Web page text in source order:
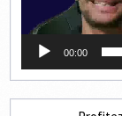
00:00